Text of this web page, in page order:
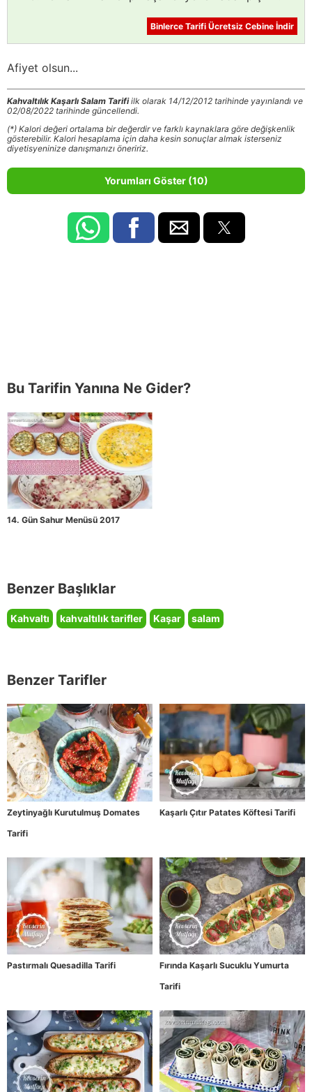
Binlerce Tarifi Ücretsiz Cebine İndir
Afiyet olsun...
Kahvaltılık Kaşarlı Salam Tarifiilk olarak 14/12/2012 tarihinde yayınlandı ve
02/08/2022 tarihinde güncellendi.
(*) Kalori değeri ortalama bir değerdir ve farklı kaynaklara göre değişkenlik
gösterebilir. Kalori hesaplama için daha kesin sonuçlar almak isterseniz
diyetisyeninize danışmanızı öneririz.
Yorumları Göster (10)
Bu Tarifin Yanına Ne Gider?
14. Gün Sahur Menüsü 2017
Benzer Başlıklar
Kahvaltı kahvaltılık tarifler Kaşar salam
Benzer Tarifler
Zeytinyağlı Kurutulmuş Domates
Tarifi
Kaşarlı Çıtır Patates Köftesi Tarifi
Pastırmalı Quesadilla Tarifi
Fırında Kaşarlı Sucuklu Yumurta
Tarifi